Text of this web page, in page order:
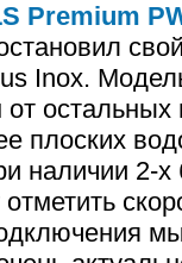
Premium
Inox.
остальных
плоских
наличии 2-